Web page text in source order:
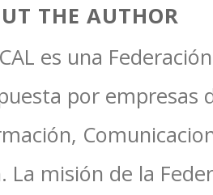
THE AUTHOR
es una
por empresas
La misión de la